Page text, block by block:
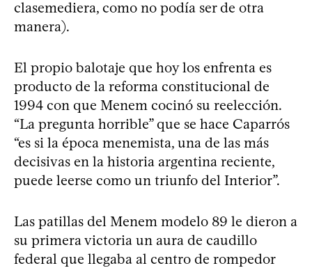
clasemediera, como no podía ser de otra
manera).
El propio balotaje que hoy los enfrenta es
producto de la reforma constitucional de
1994 con que Menem cocinó su reelección.
“La pregunta horrible” que se hace Caparrós
“es si la época menemista, una de las más
decisivas en la historia argentina reciente,
puede leerse como un triunfo del Interior”.
Las patillas del Menem modelo 89 le dieron a
su primera victoria un aura de caudillo
federal que llegaba al centro de rompedor